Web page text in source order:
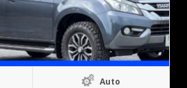
Auto